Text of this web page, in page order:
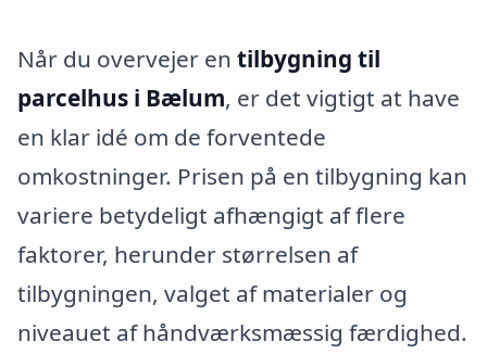
Når du overvejer en tilbygning til
parcelhus i Bælum, er det vigtigt at have
en klar idé om de forventede
omkostninger. Prisen på en tilbygning kan
variere betydeligt afhængigt af flere
faktorer, herunder størrelsen af
tilbygningen, valget af materialer og
niveauet af håndværksmæssig færdighed.